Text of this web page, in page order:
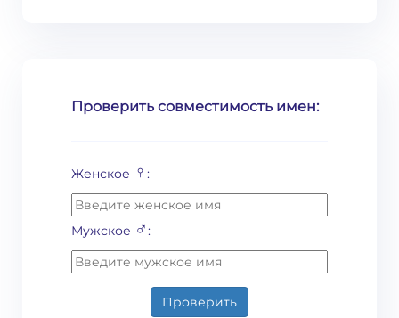
Проверить совместимость имен:
Женское ♀ :
Мужское ♂:
Проверить